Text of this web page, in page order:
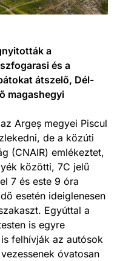
a
és a
átszelő, Dél-
magashegyi
Argeș megyei Piscul
de a közúti
(CNAIR) emlékeztet,
közötti, 7C jelű
7 és este 9 óra
esetén ideiglenesen
Egyúttal a
is egyre
felhívják az autósok
óvatosan